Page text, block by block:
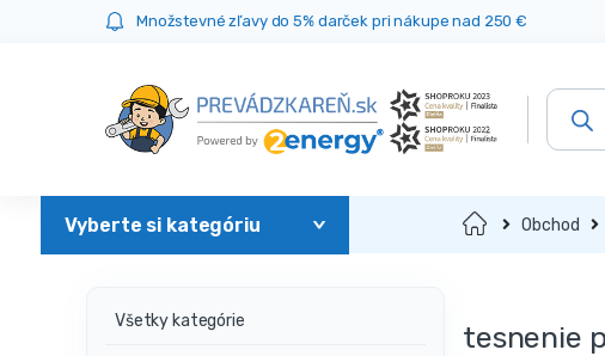
Množstevné zľavy do 5% darček pri nákupe nad 250 €
search
Domov Obchod
tesnenie
Všetky kategórie